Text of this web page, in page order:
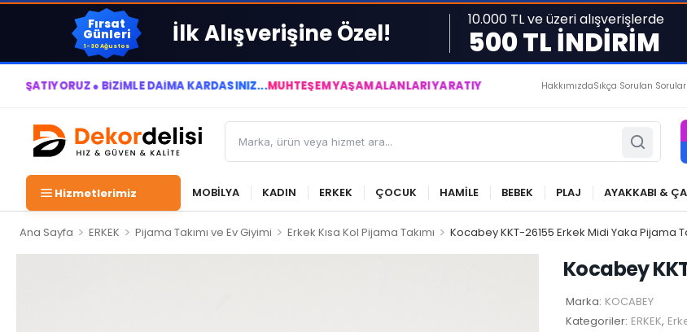
Fırsat
Günleri
1-30 Ağustos İlk Alışverişine Özel! 10.000 TL ve üzeri alışverişlerde
500 TL İNDİRİM
● BİZİMLE DAİMA KÂRDASINIZ...MUHTEŞEM YAŞAM ALANLARI YARATIYOR VE YAŞATIYORUZ ● BİZİMLE DAİMA
HakkımızdaSıkça Sorulan Sorular
Hizmetlerimiz MOBİLYA KADIN ERKEK ÇOCUK HAMİLE BEBEK PLAJ AYAKKABI &
Ana Sayfa > ERKEK > Pijama Takımı ve Ev Giyimi > Erkek Kısa Kol Pijama Takımı > Kocabey KKT-26155 Erkek Midi Yaka Pijama
Kocabey
Marka: KOCABEY
Kategoriler: ERKEK,